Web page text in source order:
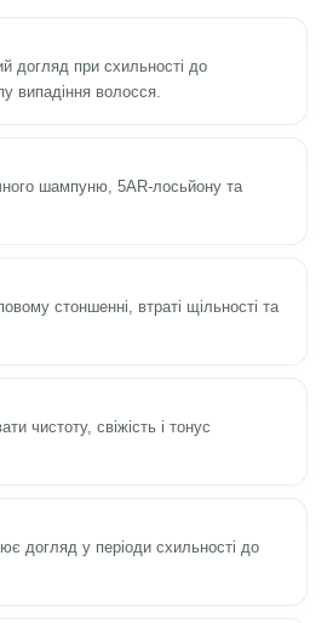
догляд при схильності до
випадіння волосся.
шампуню, 5AR-лосьйону та
стоншенні, втраті щільності та
чистоту, свіжість і тонус
догляд у періоди схильності до